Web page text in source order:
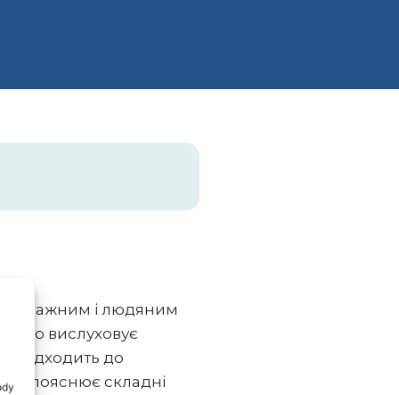
з уважним і людяним
вислуховує
підходить до
пояснює складні